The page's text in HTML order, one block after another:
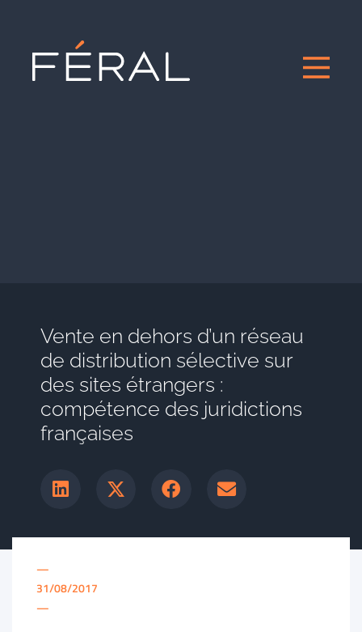
Vente en dehors d’un réseau
de distribution sélective sur
des sites étrangers :
compétence des juridictions
françaises
—
31/08/2017
—